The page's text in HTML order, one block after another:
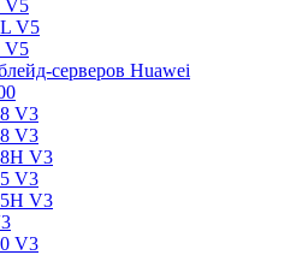
V5
V5
V5
серверов Huawei
V3
V3
V3
V3
V3
V3